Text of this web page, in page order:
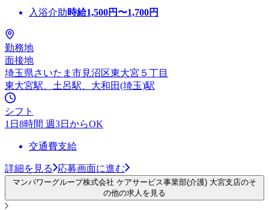
入浴介助時給1,500円〜1,700円
勤務地
面接地
埼玉県さいたま市見沼区東大宮５丁目
東大宮駅、土呂駅、大和田(埼玉)駅
シフト
1日8時間 週3日からOK
交通費支給
詳細を見る 応募画面に進む
マンパワーグループ株式会社 ケアサービス事業部(介護) 大宮支店のそ
の他の求人を見る